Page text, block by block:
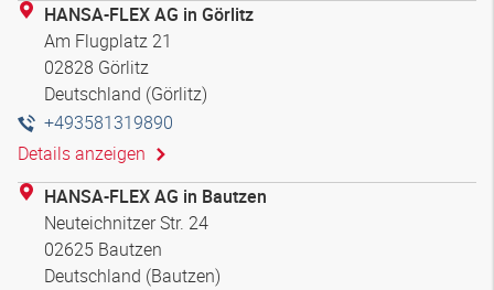
HANSA-FLEX AG in Görlitz
Am Flugplatz 21
02828 Görlitz
Deutschland (Görlitz)
+493581319890
Details anzeigen
HANSA-FLEX AG in Bautzen
Neuteichnitzer Str. 24
02625 Bautzen
Deutschland (Bautzen)